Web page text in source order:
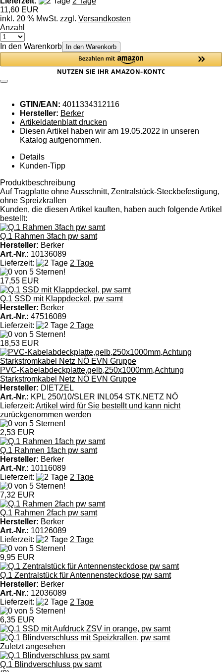
11,60 EUR
inkl. 20 % MwSt. zzgl. Versandkosten
Anzahl
In den Warenkorb In den Warenkorb
GTIN/EAN: 4011334312116
Hersteller: Berker
Artikeldatenblatt drucken
Diesen Artikel haben wir am 19.05.2022 in unseren
Katalog aufgenommen.
Details
Kunden-Tipp
Produktbeschreibung
Auf Tragplatte ohne Ausschnitt, Zentralstück-Steckbefestigung,
ohne Spreizkrallen
Kunden, die diesen Artikel kauften, haben auch folgende Artikel
bestellt:
Q.1 Rahmen 3fach pw samt
Hersteller: Berker
Art.-Nr.: 10136089
Lieferzeit:
2 Tage
17,55 EUR
Q.1 SSD mit Klappdeckel, pw samt
Hersteller: Berker
Art.-Nr.: 47516089
Lieferzeit:
2 Tage
18,53 EUR
PVC-Kabelabdeckplatte,gelb,250x1000mm,Achtung
Starkstromkabel Netz NÖ EVN Gruppe
Hersteller: DIETZEL
Art.-Nr.: KPL 250/10/SLER INL054 STK.NETZ NÖ
Lieferzeit: Artikel wird für Sie bestellt und kann nicht
zurückgenommen werden
2,53 EUR
Q.1 Rahmen 1fach pw samt
Hersteller: Berker
Art.-Nr.: 10116089
Lieferzeit:
2 Tage
7,32 EUR
Q.1 Rahmen 2fach pw samt
Hersteller: Berker
Art.-Nr.: 10126089
Lieferzeit:
2 Tage
9,95 EUR
Q.1 Zentralstück für Antennensteckdose pw samt
Hersteller: Berker
Art.-Nr.: 12036089
Lieferzeit:
2 Tage
6,35 EUR
Zuletzt angesehen
Q.1 Blindverschluss pw samt